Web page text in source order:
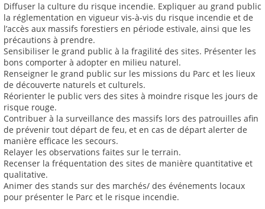
Diffuser la culture du risque incendie. Expliquer au grand public
la réglementation en vigueur vis-à-vis du risque incendie et de
l’accès aux massifs forestiers en période estivale, ainsi que les
précautions à prendre.
Sensibiliser le grand public à la fragilité des sites. Présenter les
bons comporter à adopter en milieu naturel.
Renseigner le grand public sur les missions du Parc et les lieux
de découverte naturels et culturels.
Réorienter le public vers des sites à moindre risque les jours de
risque rouge.
Contribuer à la surveillance des massifs lors des patrouilles afin
de prévenir tout départ de feu, et en cas de départ alerter de
manière efficace les secours.
Relayer les observations faites sur le terrain.
Recenser la fréquentation des sites de manière quantitative et
qualitative.
Animer des stands sur des marchés/ des événements locaux
pour présenter le Parc et le risque incendie.